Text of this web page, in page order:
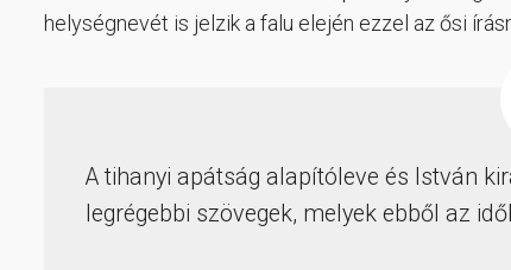
helységnevét is jelzik a falu elején ezzel az ősi
A tihanyi apátság alapítóleve és István
legrégebbi szövegek, melyek ebből az